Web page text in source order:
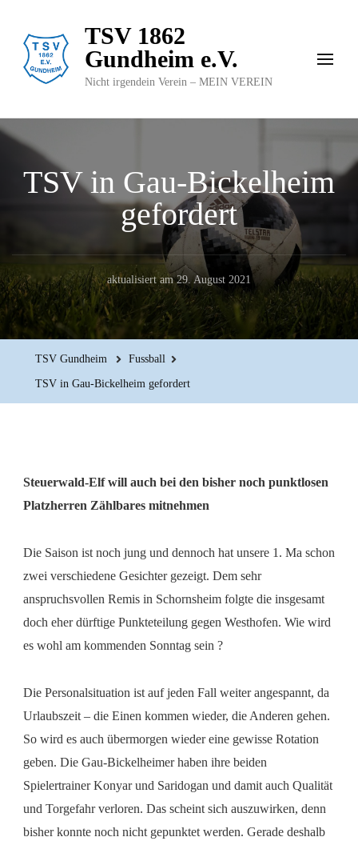
TSV 1862
Gundheim e.V.
Nicht irgendein Verein – MEIN VEREIN
TSV in Gau-Bickelheim
gefordert
aktualisiert am29. August 2021
TSV Gundheim Fussball
TSV in Gau-Bickelheim gefordert
Steuerwald-Elf will auch bei den bisher noch punktlosen
Platzherren Zählbares mitnehmen
Die Saison ist noch jung und dennoch hat unsere 1. Ma schon
zwei verschiedene Gesichter gezeigt. Dem sehr
anspruchsvollen Remis in Schornsheim folgte die insgesamt
doch eher dürftige Punkteteilung gegen Westhofen. Wie wird
es wohl am kommenden Sonntag sein ?
Die Personalsituation ist auf jeden Fall weiter angespannt, da
Urlaubszeit – die Einen kommen wieder, die Anderen gehen.
So wird es auch übermorgen wieder eine gewisse Rotation
geben. Die Gau-Bickelheimer haben ihre beiden
Spielertrainer Konyar und Saridogan und damit auch Qualität
und Torgefahr verloren. Das scheint sich auszuwirken, denn
bisher konnte noch nicht gepunktet werden. Gerade deshalb